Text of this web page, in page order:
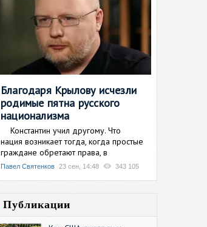
Благодаря Крылову исчезли
родимые пятна русского
национализма
Константин учил другому. Что
нация возникает тогда, когда простые
граждане обретают права, в
Павел Святенков 23 сен, 14:48 343 105
Публикации